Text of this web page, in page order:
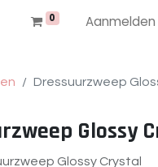
0 Aanmelden
Dressuurzweep
Glossy
Glossy Crystal